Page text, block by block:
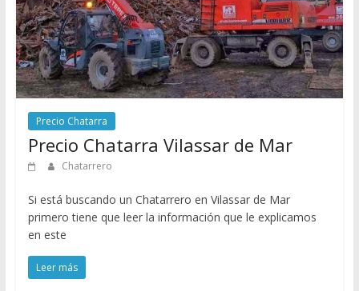
Precio Chatarra
Precio Chatarra Vilassar de Mar
Chatarrero
Si está buscando un Chatarrero en Vilassar de Mar
primero tiene que leer la información que le explicamos
en este
Leer más